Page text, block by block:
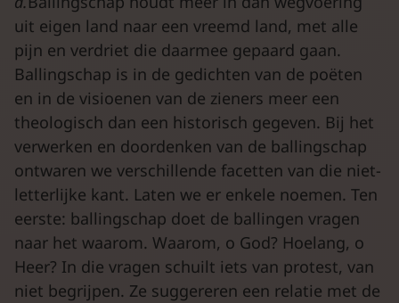
uit eigen land naar een vreemd land, met alle
pijn en verdriet die daarmee gepaard gaan.
Ballingschap is in de gedichten van de poëten
en in de visioenen van de zieners meer een
theologisch dan een historisch gegeven. Bij het
verwerken en doordenken van de ballingschap
ontwaren we verschillende facetten van die niet-
letterlijke kant. Laten we er enkele noemen. Ten
eerste: ballingschap doet de ballingen vragen
naar het waarom. Waarom, o God? Hoelang, o
Heer? In die vragen schuilt iets van protest, van
niet begrijpen. Ze suggereren een relatie met de